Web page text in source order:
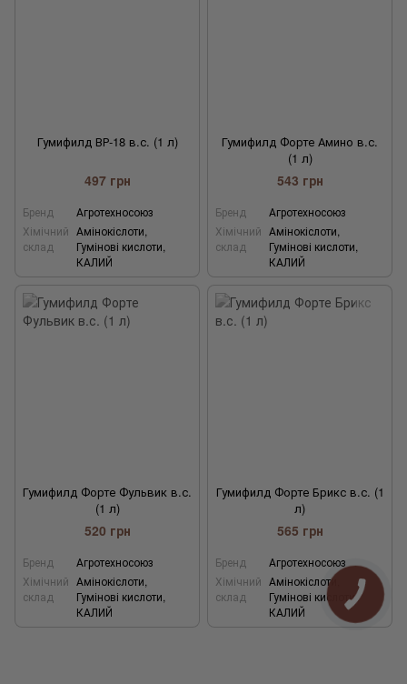
Гумифилд ВР-18 в.с. (1 л)
497 грн
Бренд
Агротехносоюз
Хімічний
склад
Амінокіслоти,
Гумінові кислоти,
КАЛИЙ
Гумифилд Форте Амино в.с.
(1 л)
543 грн
Бренд
Агротехносоюз
Хімічний
склад
Амінокіслоти,
Гумінові кислоти,
КАЛИЙ
Гумифилд Форте Фульвик в.с.
(1 л)
520 грн
Бренд
Агротехносоюз
Хімічний
склад
Амінокіслоти,
Гумінові кислоти,
КАЛИЙ
Гумифилд Форте Брикс в.с. (1
л)
565 грн
Бренд
Агротехносоюз
Хімічний
склад
Амінокіслоти,
Гумінові кислоти,
КАЛИЙ